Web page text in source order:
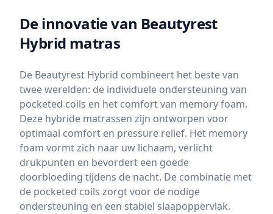
De innovatie van Beautyrest
Hybrid matras
De Beautyrest Hybrid combineert het beste van
twee werelden: de individuele ondersteuning van
pocketed coils en het comfort van memory foam.
Deze hybride matrassen zijn ontworpen voor
optimaal comfort en pressure relief. Het memory
foam vormt zich naar uw lichaam, verlicht
drukpunten en bevordert een goede
doorbloeding tijdens de nacht. De combinatie met
de pocketed coils zorgt voor de nodige
ondersteuning en een stabiel slaapoppervlak.